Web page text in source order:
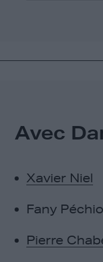
Avec
Xavier Niel
Fany
Pierre